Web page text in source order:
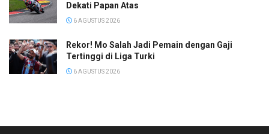
Dekati Papan Atas
6 AGUSTUS 2026
Rekor! Mo Salah Jadi Pemain dengan Gaji
Tertinggi di Liga Turki
6 AGUSTUS 2026